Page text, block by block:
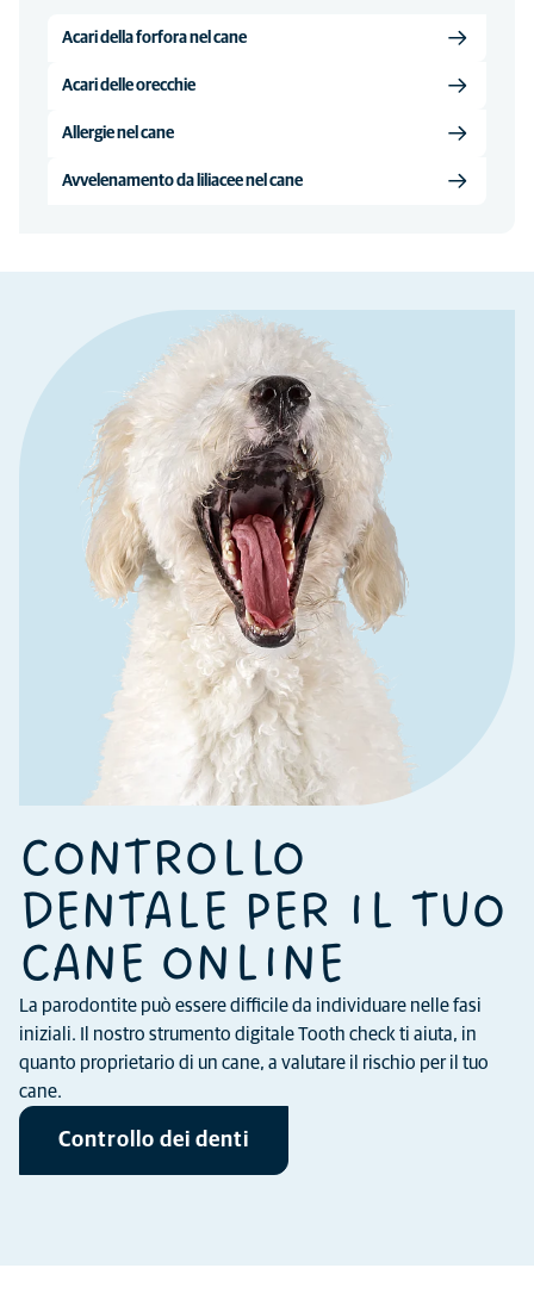
Acari della forfora nel cane
Acari delle orecchie
Allergie nel cane
Avvelenamento da liliacee nel cane
CONTROLLO
DENTALE PER IL TUO
CANE ONLINE
La parodontite può essere difficile da individuare nelle fasi
iniziali. Il nostro strumento digitale Tooth check ti aiuta, in
quanto proprietario di un cane, a valutare il rischio per il tuo
cane.
Controllo dei denti